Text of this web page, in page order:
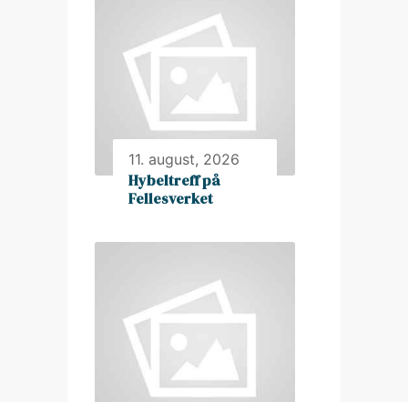
11. august, 2026
Hybeltreff på
Fellesverket